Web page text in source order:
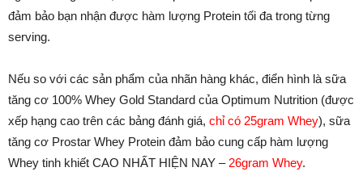
đảm bảo bạn nhận được hàm lượng Protein tối đa trong từng
serving.
Nếu so với các sản phẩm của nhãn hàng khác, điển hình là sữa
tăng cơ 100% Whey Gold Standard của Optimum Nutrition (được
xếp hạng cao trên các bảng đánh giá, chỉ có 25gram Whey), sữa
tăng cơ Prostar Whey Protein đảm bảo cung cấp hàm lượng
Whey tinh khiết CAO NHẤT HIỆN NAY – 26gram Whey.